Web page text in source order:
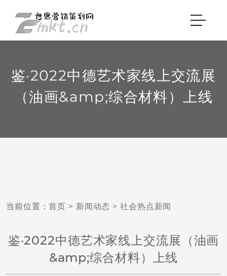
鉴·2022中德艺术家线上交流展
（油画&amp;综合材料）上线
当前位置：首页 > 新闻动态 > 社会热点新闻
鉴·2022中德艺术家线上交流展（油画
&amp;综合材料）上线